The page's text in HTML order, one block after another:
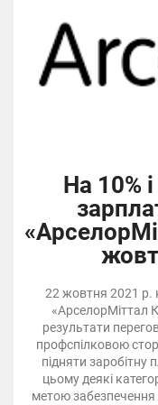
На 10%
22 жовтня 2021 р.
«АрселорМіттал
результати
профспілковою
підняти заробітну
цьому деякі
метою забезпечення